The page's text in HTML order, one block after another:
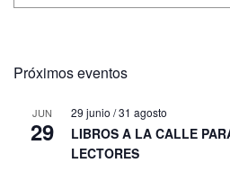
Próximos eventos
JUN
29
29 junio /31 agosto
LIBROS A LA CALLE
LECTORES